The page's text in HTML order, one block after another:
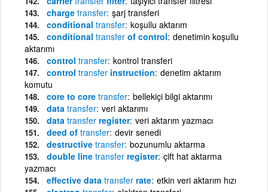
charge transfer şarj transferi
conditional transfer koşullu aktarım
conditional transfer of control denetimin koşullu
aktarımı
control transfer kontrol transferi
control transfer instruction denetim aktarım
komutu
core to core transfer bellekiçi bilgi aktarımı
data transfer veri aktarımı
data transfer register veri aktarım yazmacı
deed of transfer devir senedi
destructive transfer bozunumlu aktarma
double line transfer register çift hat aktarma
yazmacı
effective data transfer rate etkin veri aktarım hızı